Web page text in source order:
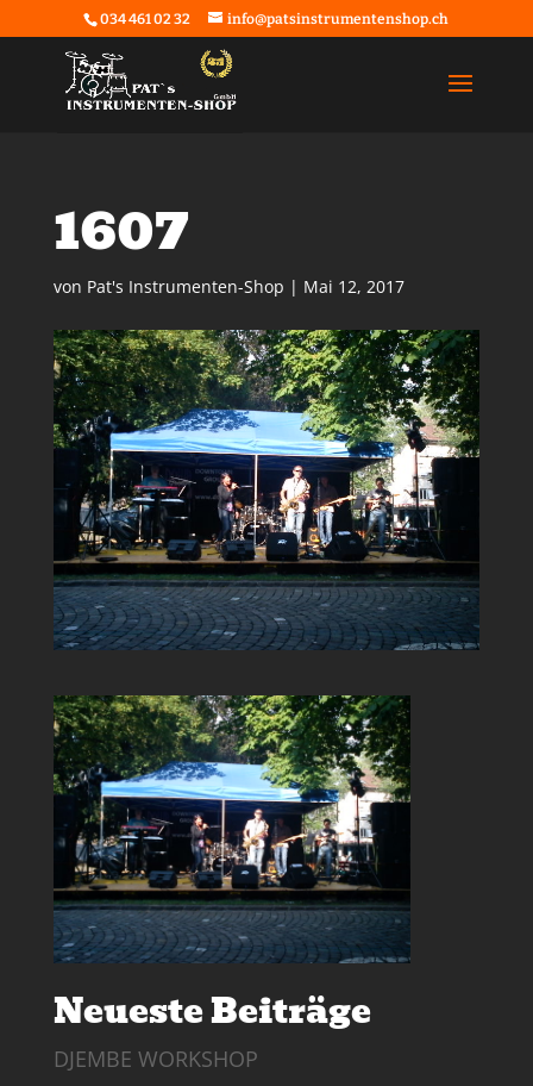
034 461 02 32 info@patsinstrumentenshop.ch
1607
von Pat's Instrumenten-Shop | Mai 12, 2017
Neueste Beiträge
DJEMBE WORKSHOP